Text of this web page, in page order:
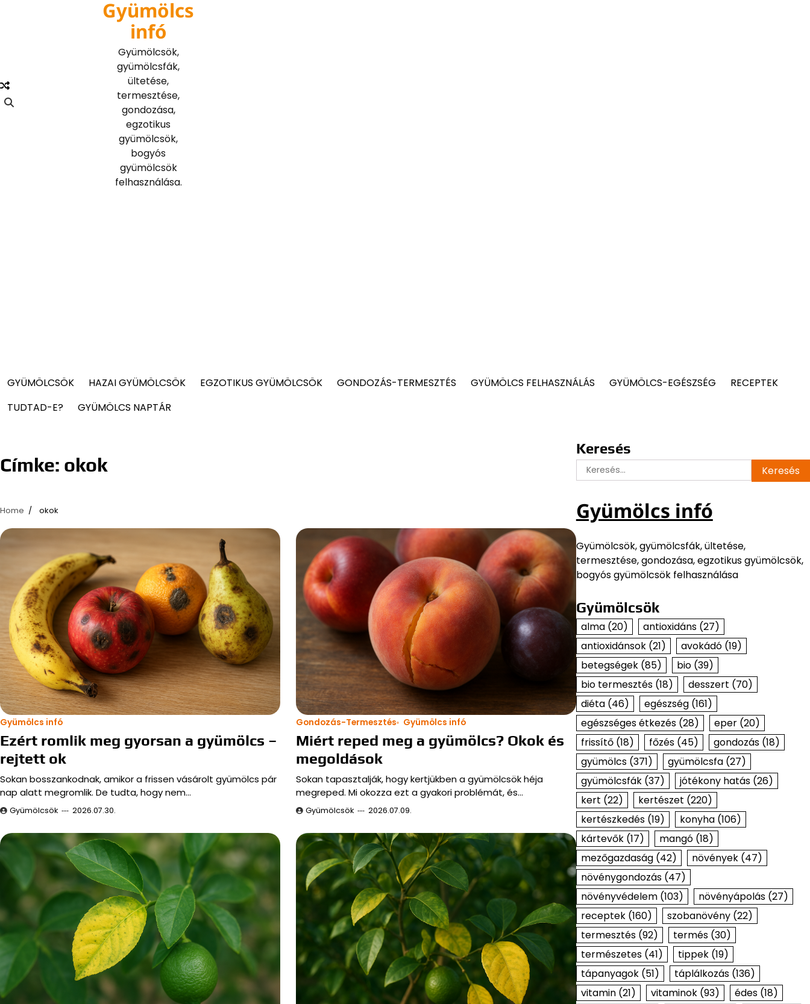
Gyümölcs
infó
Gyümölcsök,
gyümölcsfák,
ültetése,
termesztése,
gondozása,
egzotikus
gyümölcsök,
bogyós
gyümölcsök
felhasználása.
GYÜMÖLCSÖK HAZAI GYÜMÖLCSÖK EGZOTIKUS GYÜMÖLCSÖK GONDOZÁS-TERMESZTÉS GYÜMÖLCS FELHASZNÁLÁS GYÜMÖLCS-EGÉSZSÉG
RECEPTEK
TUDTAD-E?
GYÜMÖLCS NAPTÁR
Címke: okok
Home okok
Gyümölcs infó
Ezért romlik meg gyorsan a gyümölcs –
rejtett ok
Sokan bosszankodnak, amikor a frissen vásárolt gyümölcs pár
nap alatt megromlik. De tudta, hogy nem…
Gyümölcsök 2026.07.30.
Gondozás-Termesztés Gyümölcs infó
Miért reped meg a gyümölcs? Okok és
megoldások
Sokan tapasztalják, hogy kertjükben a gyümölcsök héja
megreped. Mi okozza ezt a gyakori problémát, és…
Gyümölcsök 2026.07.09.
Keresés
Keresés:
Gyümölcs infó
Gyümölcsök, gyümölcsfák, ültetése,
termesztése, gondozása, egzotikus gyümölcsök,
bogyós gyümölcsök felhasználása
Gyümölcsök
alma(20) antioxidáns(27)
antioxidánsok(21) avokádó(19)
betegségek(85) bio(39)
bio termesztés(18) desszert (70)
diéta(46) egészség(161)
egészséges étkezés(28) eper(20)
frissítő(18) főzés(45) gondozás(18)
gyümölcs(371) gyümölcsfa(27)
gyümölcsfák(37) jótékony hatás(26)
kert (22) kertészet (220)
kertészkedés(19) konyha(106)
kártevők(17) mangó(18)
mezőgazdaság(42) növények(47)
növénygondozás(47)
növényvédelem(103) növényápolás(27)
receptek(160) szobanövény(22)
termesztés(92) termés(30)
természetes(41) tippek(19)
tápanyagok(51) táplálkozás(136)
vitamin(21) vitaminok(93) édes(18)